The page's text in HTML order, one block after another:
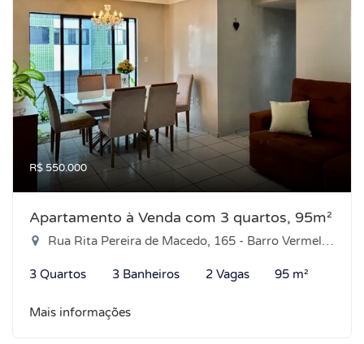
R$ 550.000
Apartamento à Venda com 3 quartos, 95m²
Rua Rita Pereira de Macedo, 165 - Barro Vermelho, Natal-RN
3 Quartos 3 Banheiros 2 Vagas 95 m²
Mais informações